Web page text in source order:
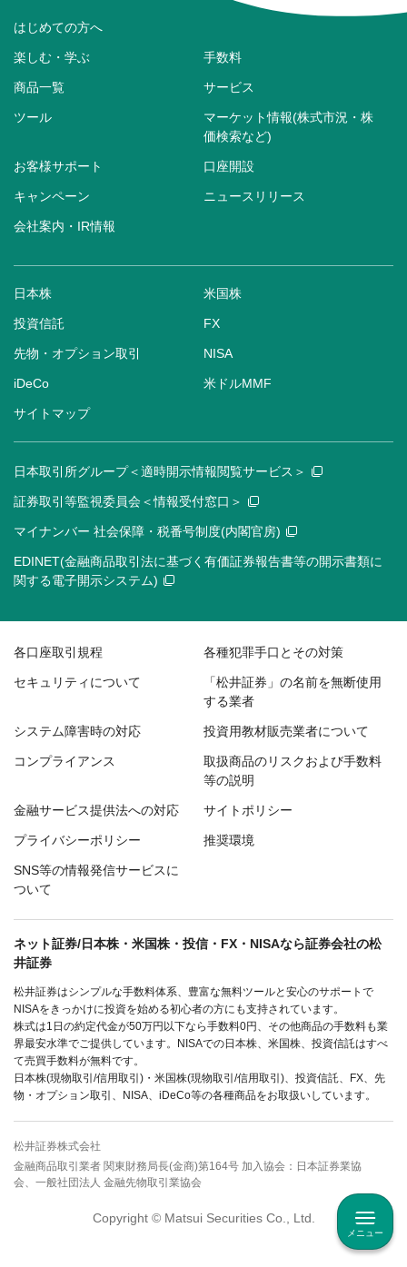
メニュー
はじめての方へ
楽しむ・学ぶ 手数料
商品一覧 サービス
ツール
マーケット情報(株式市況・株
価検索など)
お客様サポート 口座開設
キャンペーン ニュースリリース
会社案内・IR情報
日本株 米国株
投資信託 FX
先物・オプション取引 NISA
iDeCo 米ドルMMF
サイトマップ
日本取引所グループ＜適時開示情報閲覧サービス＞
証券取引等監視委員会＜情報受付窓口＞
マイナンバー 社会保障・税番号制度(内閣官房)
EDINET(金融商品取引法に基づく有価証券報告書等の開示書類に
関する電子開示システム)
各口座取引規程 各種犯罪手口とその対策
セキュリティについて
「松井証券」の名前を無断使用
する業者
システム障害時の対応 投資用教材販売業者について
コンプライアンス
取扱商品のリスクおよび手数料
等の説明
金融サービス提供法への対応 サイトポリシー
プライバシーポリシー 推奨環境
SNS等の情報発信サービスに
ついて
ネット証券/日本株・米国株・投信・FX・NISAなら証券会社の松
井証券
松井証券はシンプルな手数料体系、豊富な無料ツールと安心のサポートで
NISAをきっかけに投資を始める初心者の方にも支持されています。
株式は1日の約定代金が50万円以下なら手数料0円、その他商品の手数料も業
界最安水準でご提供しています。NISAでの日本株、米国株、投資信託はすべ
て売買手数料が無料です。
日本株(現物取引/信用取引)・米国株(現物取引/信用取引)、投資信託、FX、先
物・オプション取引、NISA、iDeCo等の各種商品をお取扱いしています。
松井証券株式会社
金融商品取引業者 関東財務局長(金商)第164号 加入協会：日本証券業協
会、一般社団法人 金融先物取引業協会
Copyright © Matsui Securities Co., Ltd.